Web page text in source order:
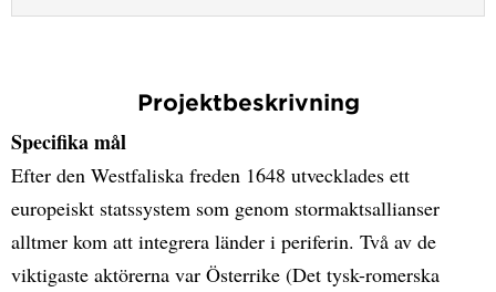
Projektbeskrivning
Specifika mål
Efter den Westfaliska freden 1648 utvecklades ett
europeiskt statssystem som genom stormaktsallianser
alltmer kom att integrera länder i periferin. Två av de
viktigaste aktörerna var Österrike (Det tysk-romerska